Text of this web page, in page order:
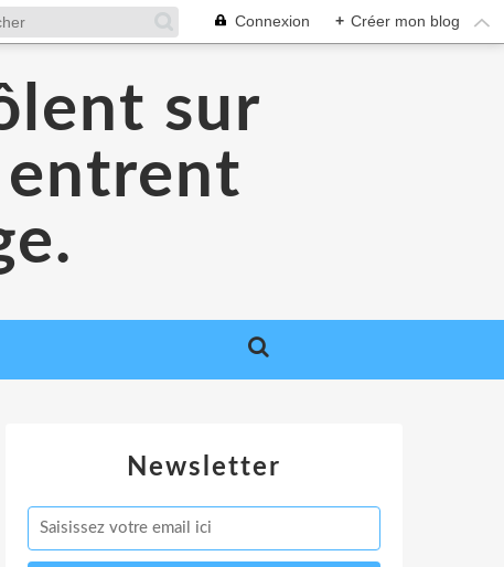
Connexion + Créer mon blog
sur
entrent
Newsletter